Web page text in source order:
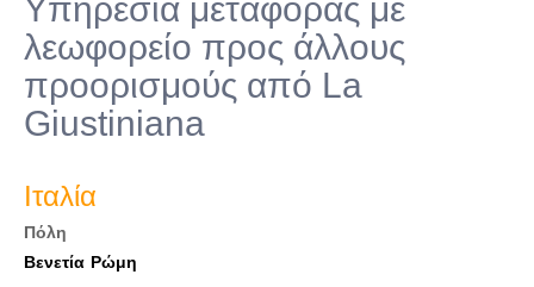
Υπηρεσία μεταφοράς με
λεωφορείο προς άλλους
προορισμούς από La
Giustiniana
Ιταλία
Πόλη
Βενετία Ρώμη